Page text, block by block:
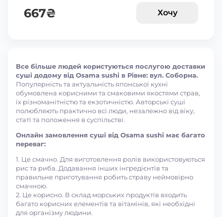
667₴ Хочу
Все більше людей користуються послугою доставки
суші додому від Osama sushi в Рівне: вул. Соборна.
Популярність та актуальність японської кухні
обумовлена корисними та смаковими якостями страв,
їх різноманітністю та екзотичністю. Авторські суші
полюбляють практично всі люди, незалежно від віку,
статі та положення в суспільстві.
Онлайн замовлення суші від Osama sushi має багато
переваг:
1. Це смачно. Для виготовлення ролів використовуються
рис та риба. Додавання інших інгредієнтів та
правильне приготування робить страву неймовірно
смачною.
2. Це корисно. В склад морських продуктів входить
багато корисних елементів та вітамінів, які необхідні
для організму людини.